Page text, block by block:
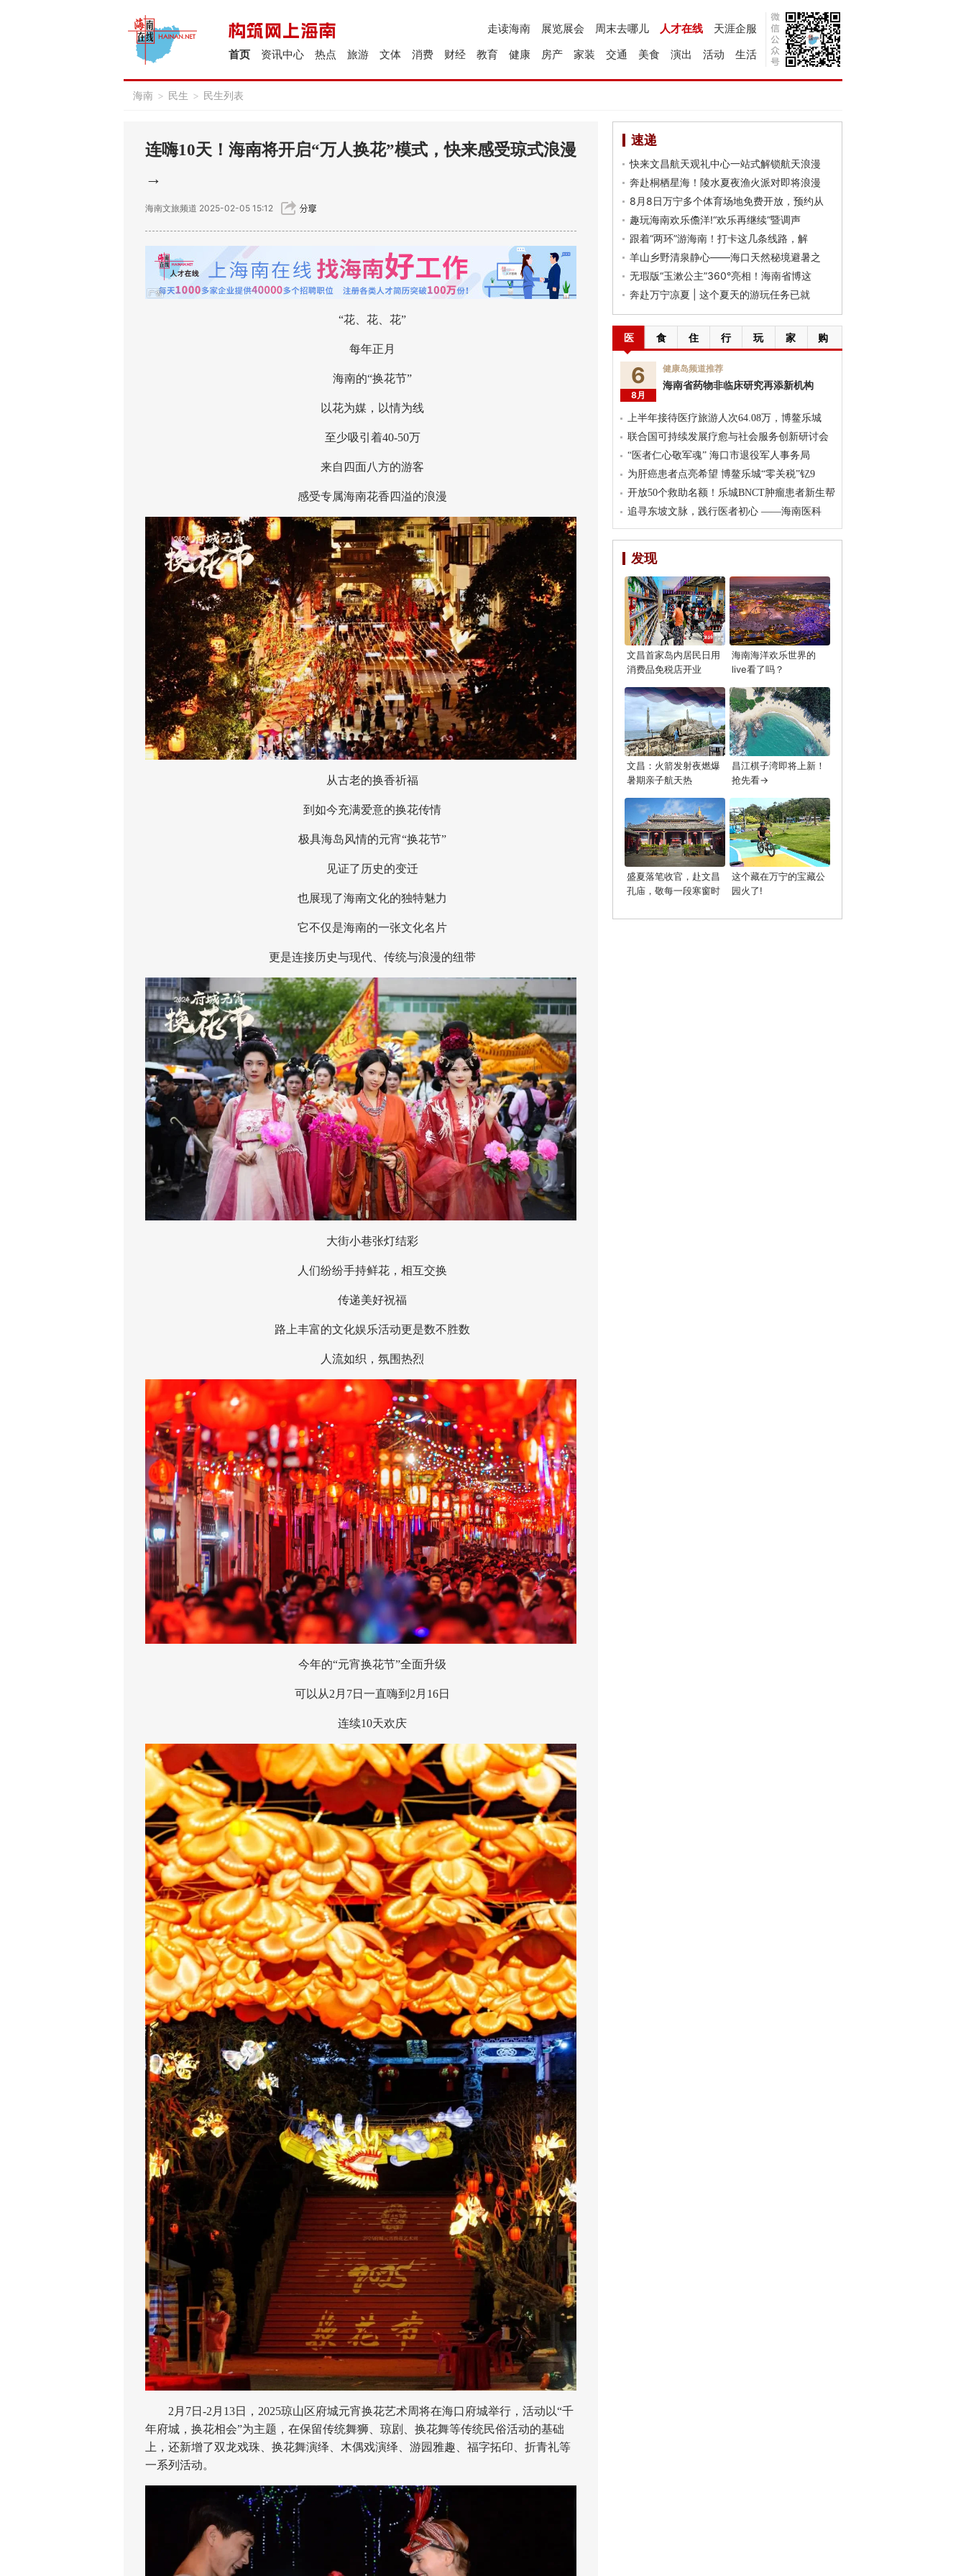
天涯企服
人才在线
周末去哪儿
展览展会
走读海南
生活
活动
演出
美食
交通
家装
房产
健康
教育
财经
消费
文体
旅游
热点
资讯中心
首页
海南 > 民生 > 民生列表
连嗨10天！海南将开启“万人换花”模式，快来感受琼式浪漫
→
海南文旅频道 2025-02-05 15:12
“花、花、花”
每年正月
海南的“换花节”
以花为媒，以情为线
至少吸引着40-50万
来自四面八方的游客
感受专属海南花香四溢的浪漫
从古老的换香祈福
到如今充满爱意的换花传情
极具海岛风情的元宵“换花节”
见证了历史的变迁
也展现了海南文化的独特魅力
它不仅是海南的一张文化名片
更是连接历史与现代、传统与浪漫的纽带
大街小巷张灯结彩
人们纷纷手持鲜花，相互交换
传递美好祝福
路上丰富的文化娱乐活动更是数不胜数
人流如织，氛围热烈
今年的“元宵换花节”全面升级
可以从2月7日一直嗨到2月16日
连续10天欢庆
2月7日-2月13日，2025琼山区府城元宵换花艺术周将在海口府城举行，活动以“千
年府城，换花相会”为主题，在保留传统舞狮、琼剧、换花舞等传统民俗活动的基础
上，还新增了双龙戏珠、换花舞演绎、木偶戏演绎、游园雅趣、福字拓印、折青礼等
一系列活动。
速递
快来文昌航天观礼中心一站式解锁航天浪漫
奔赴桐栖星海！陵水夏夜渔火派对即将浪漫
8月8日万宁多个体育场地免费开放，预约从
趣玩海南欢乐儋洋!“欢乐再继续”暨调声
跟着“两环”游海南！打卡这几条线路，解
羊山乡野清泉静心——海口天然秘境避暑之
无瑕版“玉漱公主”360°亮相！海南省博这
奔赴万宁凉夏 | 这个夏天的游玩任务已就
医 食 住 行 玩 家 购
6
8月
健康岛频道推荐
海南省药物非临床研究再添新机构
上半年接待医疗旅游人次64.08万，博鳌乐城
联合国可持续发展疗愈与社会服务创新研讨会
“医者仁心敬军魂” 海口市退役军人事务局
为肝癌患者点亮希望 博鳌乐城“零关税”钇9
开放50个救助名额！乐城BNCT肿瘤患者新生帮
追寻东坡文脉，践行医者初心 ——海南医科
发现
文昌首家岛内居民日用
消费品免税店开业
海南海洋欢乐世界的
live看了吗？
文昌：火箭发射夜燃爆
暑期亲子航天热
昌江棋子湾即将上新！
抢先看→
盛夏落笔收官，赴文昌
孔庙，敬每一段寒窗时
这个藏在万宁的宝藏公
园火了!